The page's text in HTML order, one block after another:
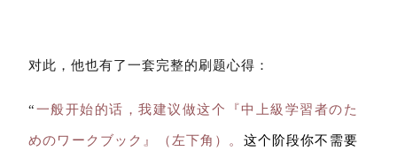
对此，他也有了一套完整的刷题心得：
“一般开始的话，我建议做这个『中上級学習者のた
めのワークブック』（左下角）。 这个阶段你不需要